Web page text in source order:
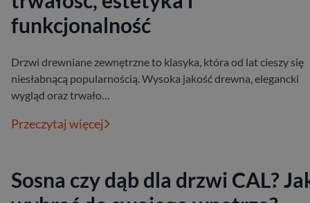
funkcjonalność
Drzwi drewniane zewnętrzne to klasyka, która od lat cieszy się
niesłabnącą popularnością. Wysoka jakość drewna, elegancki
wygląd oraz trwało…
Przeczytaj więcej
Sosna czy dąb dla drzwi CAL?